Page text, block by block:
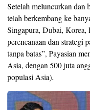
Setelah meluncurkan dan
telah berkembang ke
Singapura, Dubai, Korea,
perencanaan dan strategi
tanpa batas”, Payasian
Asia, dengan 500 juta
populasi Asia).